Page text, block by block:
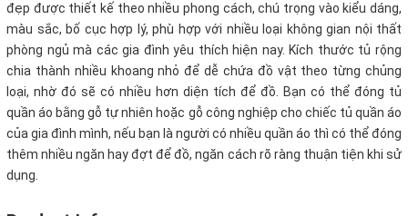
đẹp được thiết kế theo nhiều phong cách, chú trọng vào kiểu dáng,
màu sắc, bố cục hợp lý, phù hợp với nhiều loại không gian nội thất
phòng ngủ mà các gia đình yêu thích hiện nay. Kích thước tủ rộng
chia thành nhiều khoang nhỏ để dễ chứa đồ vật theo từng chủng
loại, nhờ đó sẽ có nhiều hơn diện tích để đồ. Bạn có thể đóng tủ
quần áo bằng gỗ tự nhiên hoặc gỗ công nghiệp cho chiếc tủ quần áo
của gia đình mình, nếu bạn là người có nhiều quần áo thì có thể đóng
thêm nhiều ngăn hay đợt để đồ, ngăn cách rõ ràng thuận tiện khi sử
dụng.